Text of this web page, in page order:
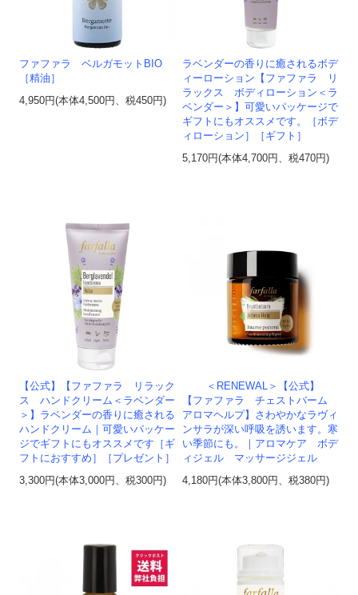
ファファラ ベルガモットBIO
［精油］
4,950円(本体4,500円、税450円)
ラベンダーの香りに癒されるボデ
ィーローション【ファファラ リ
ラックス ボディローション＜ラ
ベンダー＞】可愛いパッケージで
ギフトにもオススメです。［ボデ
ィローション］［ギフト］
5,170円(本体4,700円、税470円)
【公式】【ファファラ リラック
ス ハンドクリーム＜ラベンダー
＞】ラベンダーの香りに癒される
ハンドクリーム｜可愛いパッケー
ジでギフトにもオススメです［ギ
フトにおすすめ］［プレゼント］
3,300円(本体3,000円、税300円)
＜RENEWAL＞【公式】
【ファファラ チェストバーム
アロマヘルプ】さわやかなラヴィ
ンサラが深い呼吸を誘います。寒
い季節にも。｜アロマケア ボデ
ィジェル マッサージジェル
4,180円(本体3,800円、税380円)